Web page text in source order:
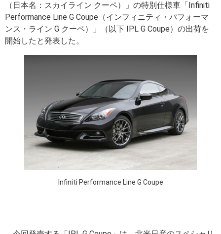
（日本名：スカイライン クーペ）」の特別仕様車「Infiniti
Performance Line G Coupe（インフィニティ・パフォーマ
ンス・ライン G クーペ）」（以下 IPL G Coupe）の出荷を
開始したと発表した。
Infiniti Performance Line G Coupe